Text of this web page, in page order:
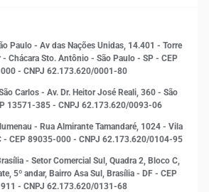
Paulo - Av das Nações Unidas, 14.401 - Torre
Chácara Sto. Antônio - São Paulo - SP - CEP
- CNPJ 62.173.620/0001-80
Carlos - Av. Dr. Heitor José Reali, 360 - São
13571-385 - CNPJ 62.173.620/0093-06
- Rua Almirante Tamandaré, 1024 - Vila
- CEP 89035-000 - CNPJ 62.173.620/0104-95
- Setor Comercial Sul, Quadra 2, Bloco C,
5º andar, Bairro Asa Sul, Brasília - DF - CEP
- CNPJ 62.173.620/0131-68